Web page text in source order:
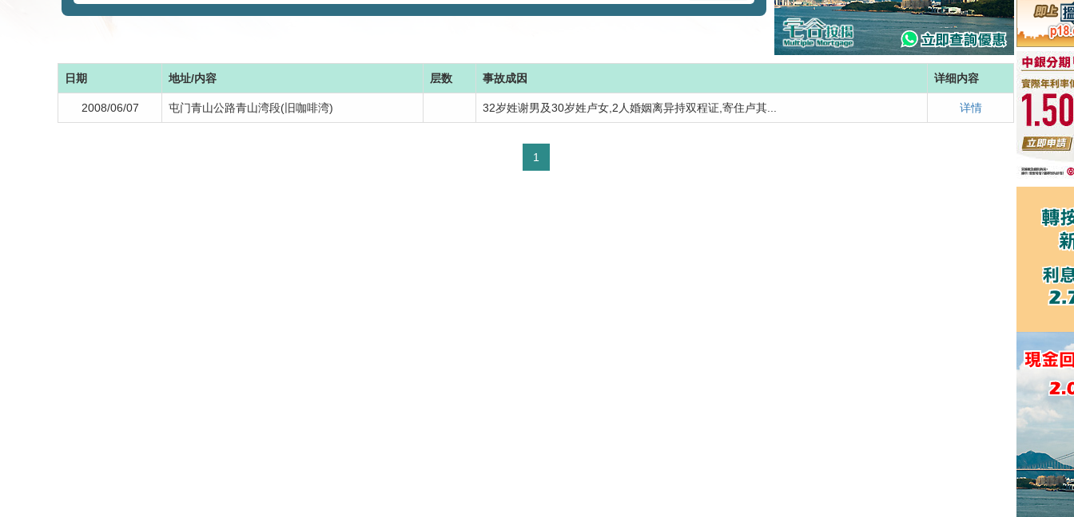
日期 地址/内容 层数 事故成因 详细内容
2008/06/07 屯门青山公路青山湾段(旧咖啡湾) 32岁姓谢男及30岁姓卢女,2人婚姻离异持双程证,寄住卢其... 详情
1